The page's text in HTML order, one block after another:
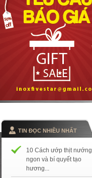
TIN ĐỌC NHIỀU NHẤT
10 Cách ướp thịt nướng
ngon và bí quyết tạo
hương...